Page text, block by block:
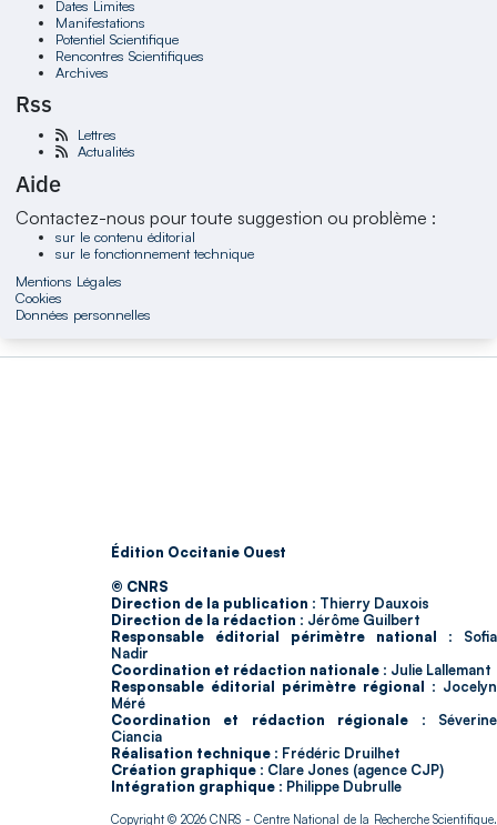
Dates Limites
Manifestations
Potentiel Scientifique
Rencontres Scientifiques
Archives
Rss
Lettres
Actualités
Aide
Contactez-nous pour toute suggestion ou problème :
sur le contenu éditorial
sur le fonctionnement technique
Mentions Légales
Cookies
Données personnelles
Édition Occitanie Ouest
© CNRS
Direction de la publication : Thierry Dauxois
Direction de la rédaction : Jérôme Guilbert
Responsable éditorial périmètre national : Sofia
Nadir
Coordination et rédaction nationale : Julie Lallemant
Responsable éditorial périmètre régional : Jocelyn
Méré
Coordination et rédaction régionale : Séverine
Ciancia
Réalisation technique : Frédéric Druilhet
Création graphique : Clare Jones (agence CJP)
Intégration graphique : Philippe Dubrulle
Copyright © 2026CNRS - Centre National de la Recherche Scientifique.